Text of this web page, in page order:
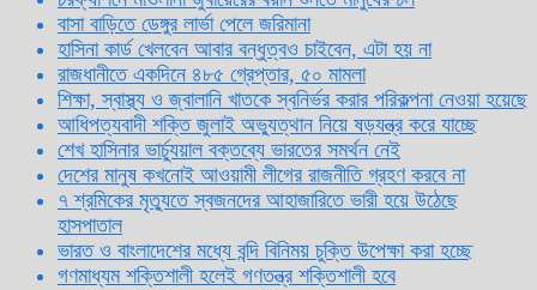
বাসা বাড়িতে ডেঙ্গুর লার্ভা পেলে জরিমানা
হাসিনা কার্ড খেলবেন আবার বন্ধুত্বও চাইবেন, এটা হয় না
রাজধানীতে একদিনে ৪৮৫ গ্রেপ্তার, ৫০ মামলা
শিক্ষা, স্বাস্থ্য ও জ্বালানি খাতকে স্বনির্ভর করার পরিকল্পনা নেওয়া হয়েছে
আধিপত্যবাদী শক্তি জুলাই অভ্যুত্থান নিয়ে ষড়যন্ত্র করে যাচ্ছে
শেখ হাসিনার ভার্চ্যুয়াল বক্তব্যে ভারতের সমর্থন নেই
দেশের মানুষ কখনোই আওয়ামী লীগের রাজনীতি গ্রহণ করবে না
৭ শ্রমিকের মৃত্যুতে স্বজনদের আহাজারিতে ভারী হয়ে উঠেছে
হাসপাতাল
ভারত ও বাংলাদেশের মধ্যে বন্দি বিনিময় চুক্তি উপেক্ষা করা হচ্ছে
গণমাধ্যম শক্তিশালী হলেই গণতন্ত্র শক্তিশালী হবে